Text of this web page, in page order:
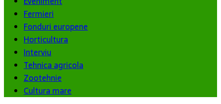
Fermieri
Fonduri europene
Horticultura
Interviu
Tehnica agricola
Zootehnie
Cultura mare